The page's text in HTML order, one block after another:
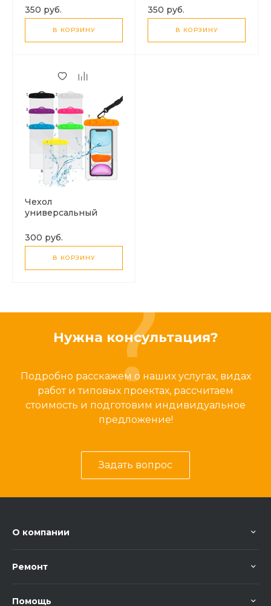
надувным бортиком,
черный
350 руб.
В КОРЗИНУ
надувным бортиком,
белый
350 руб.
В КОРЗИНУ
Чехол
универсальный
300 руб.
В КОРЗИНУ
Нужна консультация?
Подробно расскажем о наших услугах, видах
работ и типовых проектах, рассчитаем
стоимость и подготовим индивидуальное
предложение!
Задать вопрос
О компании
Ремонт
Помощь